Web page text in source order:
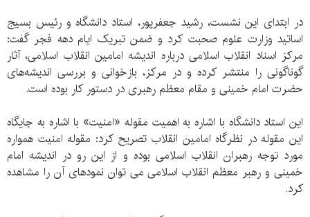
در ابتدای این نشست، رشید جعفرپور، استاد دانشگاه و رئیس بسیج
اساتید وزارت علوم صحبت کرد و ضمن تبریک ایام دهه فجر گفت:
مرکز اسناد انقلاب اسلامی درباره اندیشه امامین انقلاب اسلامی، آثار
گوناگونی را منتشر کرده و در مرکز، بازخوانی و بررسی اندیشه‌های
حضرت امام خمینی و مقام معظم رهبری در دستور کار بوده است.
این استاد دانشگاه با اشاره به اهمیت مقوله «امنیت» با اشاره به جایگاه
این مقوله در نظرگاه امامین انقلاب تصریح کرد: مقوله امنیت همواره
مورد توجه رهبران انقلاب اسلامی بوده و از این رو در اندیشه امام
خمینی و رهبر معظم انقلاب اسلامی می توان نمودهای آن را مشاهده
کرد.